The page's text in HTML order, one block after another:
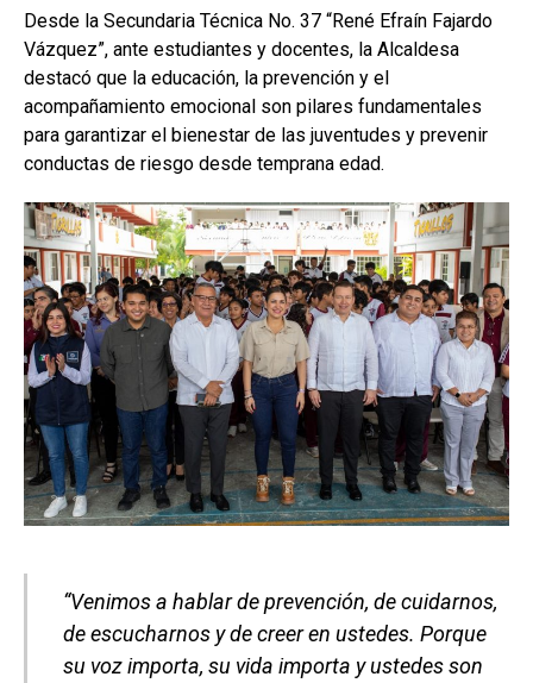
Desde la Secundaria Técnica No. 37 “René Efraín Fajardo
Vázquez”, ante estudiantes y docentes, la Alcaldesa
destacó que la educación, la prevención y el
acompañamiento emocional son pilares fundamentales
para garantizar el bienestar de las juventudes y prevenir
conductas de riesgo desde temprana edad.
“Venimos a hablar de prevención, de cuidarnos,
de escucharnos y de creer en ustedes. Porque
su voz importa, su vida importa y ustedes son